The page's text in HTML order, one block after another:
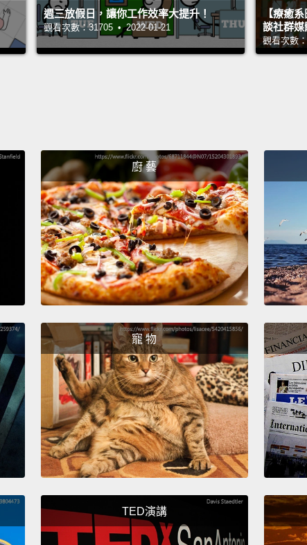
週三放假日，讓你工作效率大提升！
觀看次數：31705 • 2022-01-21
【療癒
談社群媒
觀看次數
廚 藝
寵 物
TED演講